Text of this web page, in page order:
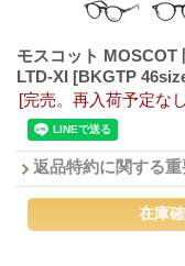
モスコット MOSCOT
LTD-XI [BKGTP
[完売。再入荷予定な
返品特約に関する